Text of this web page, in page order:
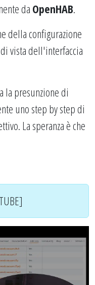
da OpenHAB.
della configurazione
vista dell'interfaccia
la presunzione di
uno step by step di
La speranza è che